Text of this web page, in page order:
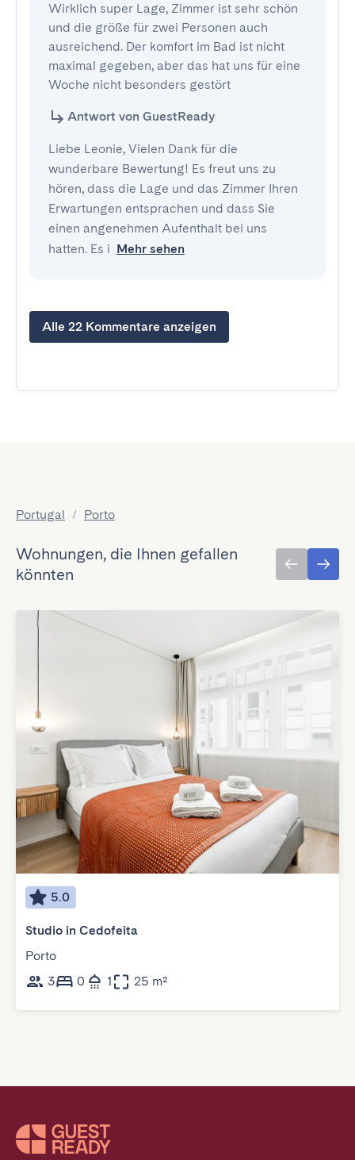
Wirklich super Lage, Zimmer ist sehr schön
und die größe für zwei Personen auch
ausreichend. Der komfort im Bad ist nicht
maximal gegeben, aber das hat uns für eine
Woche nicht besonders gestört
Antwort von GuestReady
Liebe Leonie, Vielen Dank für die
wunderbare Bewertung! Es freut uns zu
hören, dass die Lage und das Zimmer Ihren
Erwartungen entsprachen und dass Sie
einen angenehmen Aufenthalt bei uns
hatten. Es i Mehr sehen
Alle 22 Kommentare anzeigen
Portugal / Porto
Wohnungen, die Ihnen gefallen
könnten
5.0
Studio in Cedofeita
Porto
3
0 1 25 m²